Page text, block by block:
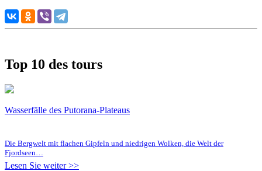
Top 10 des tours
Wasserfälle des Putorana-Plateaus
Die Bergwelt mit flachen Gipfeln und niedrigen Wolken, die Welt der
Fjordseen…
Lesen Sie weiter >>